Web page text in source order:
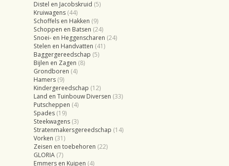
Distel en Jacobskruid (5)
Kruiwagens (44)
Schoffels en Hakken (9)
Schoppen en Batsen (24)
Snoei- en Heggenscharen (24)
Stelen en Handvatten (41)
Baggergereedschap (5)
Bijlen en Zagen (8)
Grondboren (4)
Hamers (9)
Kindergereedschap (12)
Land en Tuinbouw Diversen (33)
Putscheppen (4)
Spades (19)
Steekwagens (3)
Stratenmakersgereedschap (14)
Vorken (31)
Zeisen en toebehoren (22)
GLORIA (7)
Emmers en Kuipen (4)